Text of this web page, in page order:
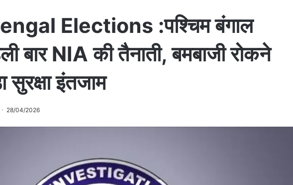
Elections :पश्चिम बंगाल
बार NIA की तैनाती, बमबाजी रोकने
इंतजाम
28/04/2026